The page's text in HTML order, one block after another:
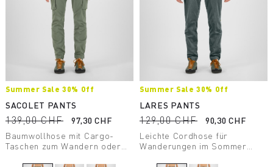
Summer Sale 30% Off
SACOLET PANTS
139,00 CHF
97,30 CHF
Baumwollhose mit Cargo-
Taschen zum Wandern oder
Summer Sale 30% Off
LARES PANTS
129,00 CHF
90,30 CHF
Leichte Cordhose für
Wanderungen im Sommer